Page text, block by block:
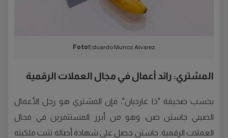
FotoEduardo Munoz Alvarez
المشتري: رائد أعمال في مجال العملات الرقمية
بحسب صحيفة "ذا غارديان"، فإن المشتري هو رجل الأعمال
الصيني جاستن صن، وهو من أبرز المستثمرين في مجال
العملات الرقمية. جاستن حصل على شهادة أصالة تثبت ملكيته